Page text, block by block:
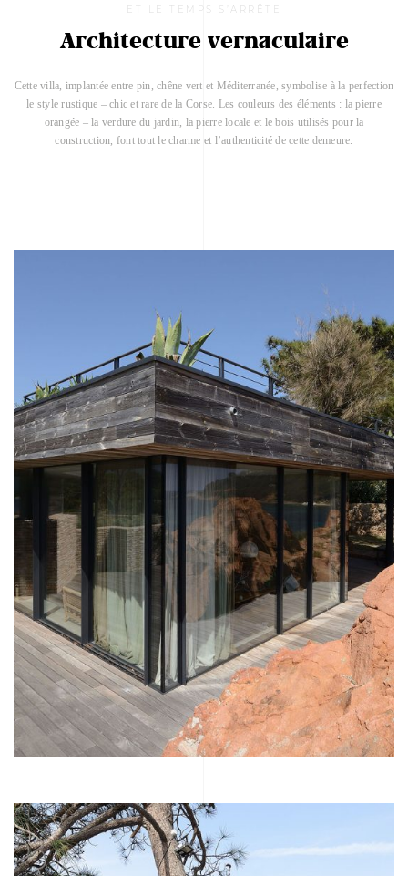
ET LE TEMPS S’ARRÊTE
Architecture vernaculaire
Cette villa, implantée entre pin, chêne vert et Méditerranée, symbolise à la perfection
le style rustique – chic et rare de la Corse. Les couleurs des éléments : la pierre
orangée – la verdure du jardin, la pierre locale et le bois utilisés pour la
construction, font tout le charme et l’authenticité de cette demeure.